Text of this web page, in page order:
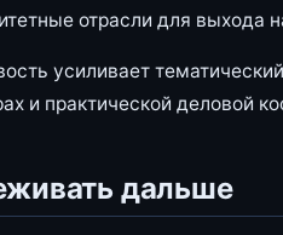
отрасли для выхода
усиливает
и практической деловой
дальше